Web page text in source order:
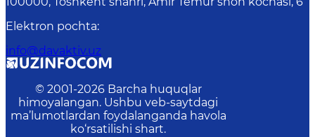
Elektron pochta:
info@davaktiv.uz
© 2001-2026 Barcha huquqlar
himoyalangan. Ushbu veb-saytdagi
ma’lumotlardan foydalanganda havola
ko‘rsatilishi shart.